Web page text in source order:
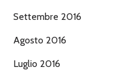
Settembre 2016
Agosto 2016
Luglio 2016